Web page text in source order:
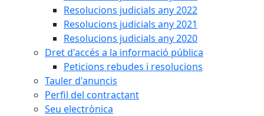
Resolucions judicials any 2022
Resolucions judicials any 2021
Resolucions judicials any 2020
Dret d'accés a la informació pública
Peticions rebudes i resolucions
Tauler d'anuncis
Perfil del contractant
Seu electrònica